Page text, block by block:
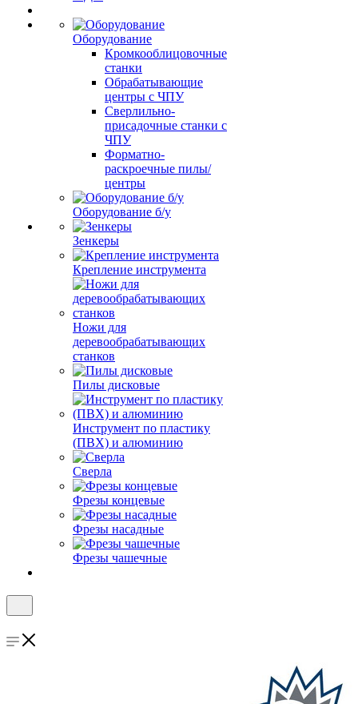
Оборудование
Кромкооблицовочные
станки
Обрабатывающие
центры с ЧПУ
Сверлильно-
присадочные станки с
ЧПУ
Форматно-
раскроечные пилы/
центры
Оборудование б/у
Зенкеры
Крепление инструмента
Ножи для
деревообрабатывающих
станков
Пилы дисковые
Инструмент по пластику
(ПВХ) и алюминию
Сверла
Фрезы концевые
Фрезы насадные
Фрезы чашечные